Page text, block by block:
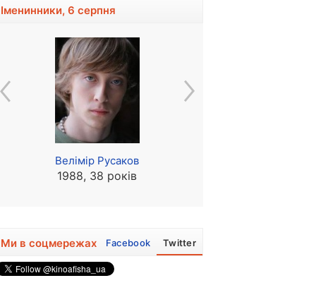
Іменинники, 6 серпня
Велімір Русаков
1988, 38 років
Ми в соцмережах Facebook Twitter